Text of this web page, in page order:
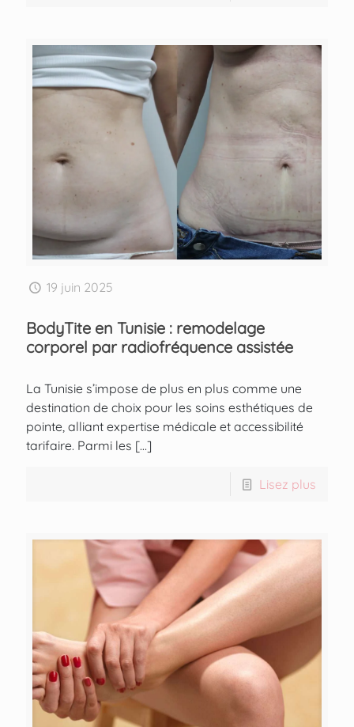
19 juin 2025
BodyTite en Tunisie : remodelage
corporel par radiofréquence assistée
La Tunisie s’impose de plus en plus comme une
destination de choix pour les soins esthétiques de
pointe, alliant expertise médicale et accessibilité
tarifaire. Parmi les […]
Lisez plus